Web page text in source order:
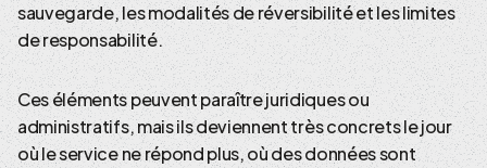
sauvegarde, les modalités de réversibilité et les limites
de responsabilité.
Ces éléments peuvent paraître juridiques ou
administratifs, mais ils deviennent très concrets le jour
où le service ne répond plus, où des données sont